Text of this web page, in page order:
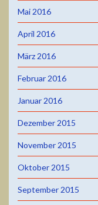
Mai 2016
April 2016
März 2016
Februar 2016
Januar 2016
Dezember 2015
November 2015
Oktober 2015
September 2015